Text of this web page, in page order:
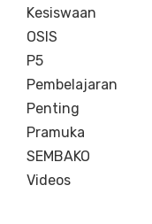
Kesiswaan
OSIS
P5
Pembelajaran
Penting
Pramuka
SEMBAKO
Videos